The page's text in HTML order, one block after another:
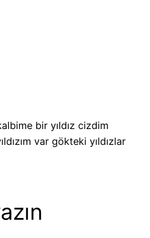
bir yıldız cizdim
var gökteki yıldızlar